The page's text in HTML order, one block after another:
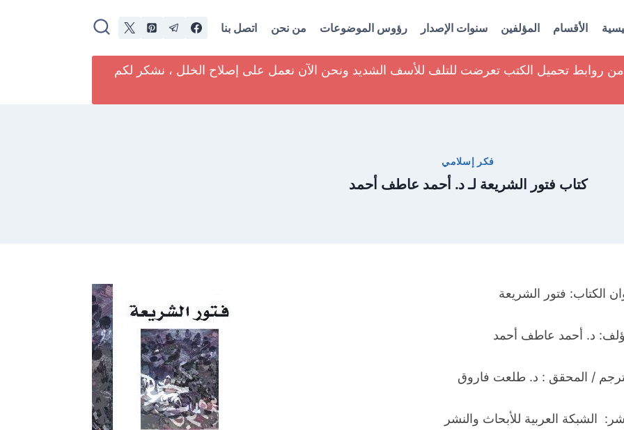
الأقسام المؤلفين سنوات الإصدار رؤوس الموضوعات من نحن اتصل بنا
من روابط تحميل الكتب تعرضت للتلف للأسف الشديد ونحن الآن نعمل على إصلاح الخلل ، نشكر لكم
فكر إسلامي
كتاب فتور الشريعة لـ د. أحمد عاطف أحمد
الكتاب: فتور الشريعة
د. أحمد عاطف أحمد
/ المحقق : د. طلعت فاروق
الشبكة العربية للأبحاث والنشر